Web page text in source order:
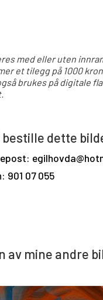
med eller uten
et tilegg på 1000
brukes på digitale
bestille dette
901 07 055
av mine andre